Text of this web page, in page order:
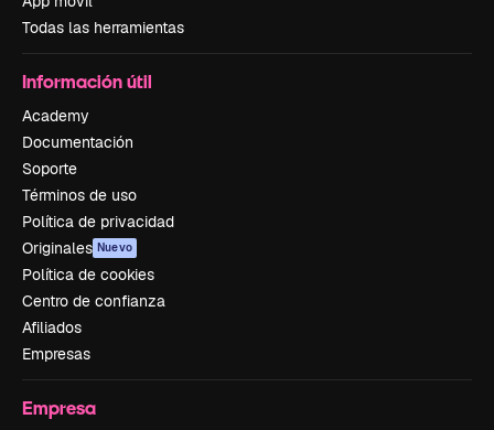
Todas las herramientas
Información útil
Academy
Documentación
Soporte
Términos de uso
Política de privacidad
Originales Nuevo
Política de cookies
Centro de confianza
Afiliados
Empresas
Empresa